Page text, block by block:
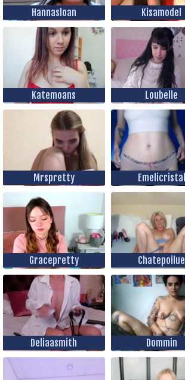
Hannasloan Kisamodel
Katemoans Loubelle
Mrspretty Emelicristal
Gracepretty Chatepoilue
Deliaasmith Dommin